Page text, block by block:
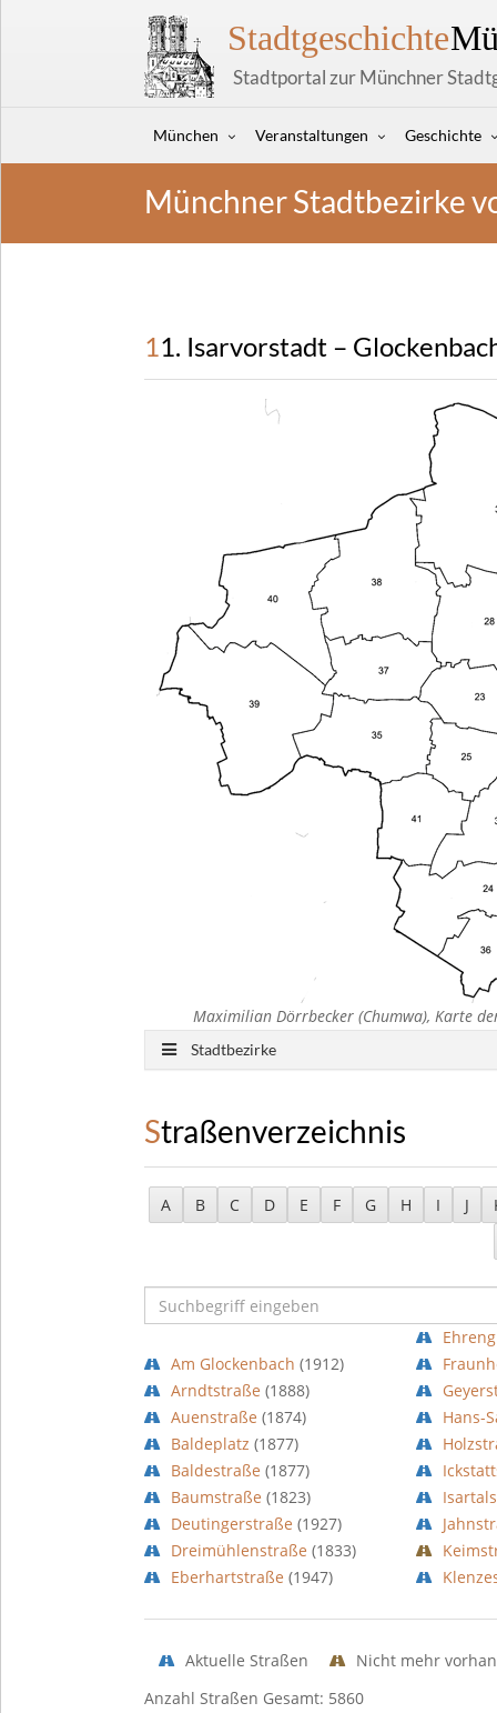
Stadtgeschichte
Stadtportal zur Münchner
München Veranstaltungen Geschichte
Münchner Stadtbezirke
11. Isarvorstadt –
Maximilian Dörrbecker (Chumwa), Karte
Stadtbezirke
Straßenverzeichnis
A B C D E F G H I J
Am Glockenbach (1912)
Arndtstraße (1888)
Auenstraße (1874)
Baldeplatz (1877)
Baldestraße (1877)
Baumstraße (1823)
Deutingerstraße (1927)
Dreimühlenstraße (1833)
Eberhartstraße (1947)
Hans-
Aktuelle Straßen
Nicht mehr
Anzahl Straßen Gesamt: 5860